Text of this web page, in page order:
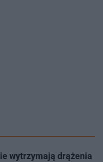
wytrzymają drążenia